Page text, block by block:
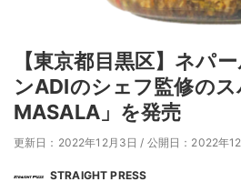
【東京都目黒区】ネパ
ンADIのシェフ監修の
MASALA」を発売
更新日：2022年12月3日 / 公開日：2022年
STRAIGHT PRESS